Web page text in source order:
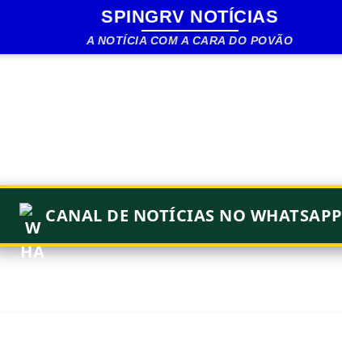
Pular para o conteúdo principal
SPINGRV NOTÍCIAS
A NOTÍCIA COM A CARA DO POVÃO
CANAL DE NOTÍCIAS NO WHATSAPP